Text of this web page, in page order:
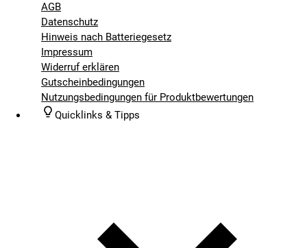
AGB
Datenschutz
Hinweis nach Batteriegesetz
Impressum
Widerruf erklären
Gutscheinbedingungen
Nutzungsbedingungen für Produktbewertungen
Quicklinks & Tipps